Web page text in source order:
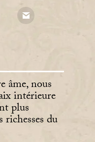
âme, nous
intérieure
plus
richesses du